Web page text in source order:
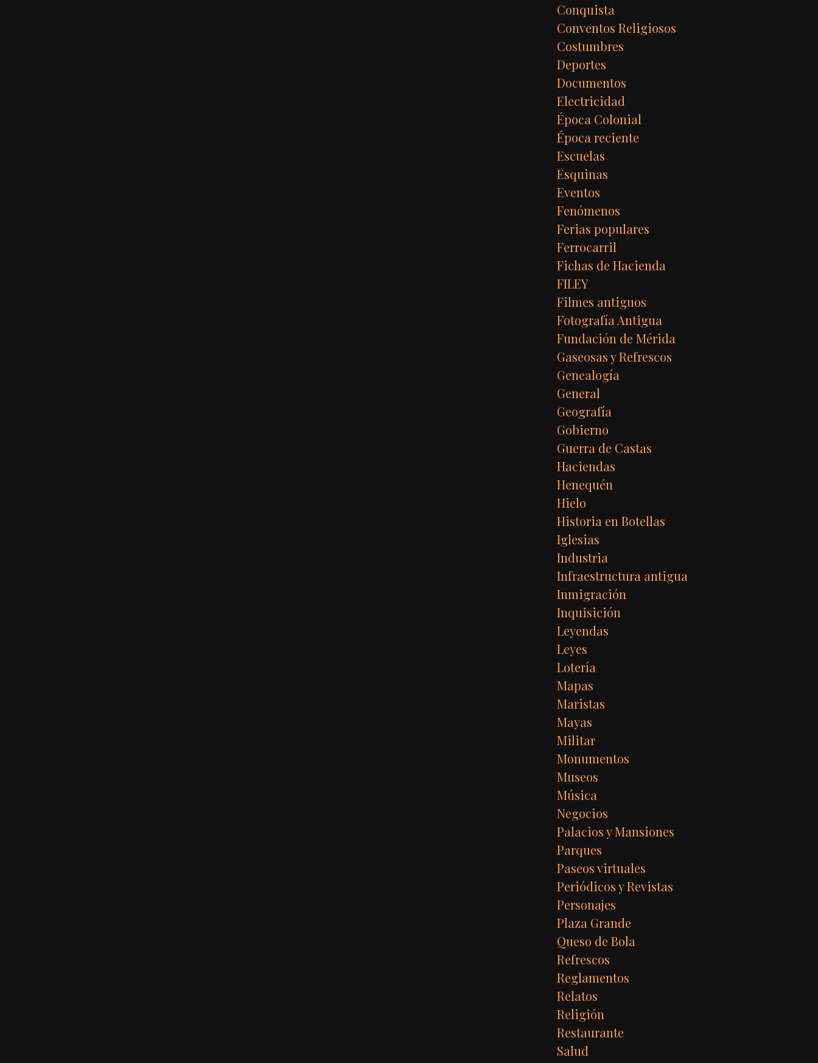
Conquista
Conventos Religiosos
Costumbres
Deportes
Documentos
Electricidad
Época Colonial
Época reciente
Escuelas
Esquinas
Eventos
Fenómenos
Ferias populares
Ferrocarril
Fichas de Hacienda
FILEY
Filmes antiguos
Fotografía Antigua
Fundación de Mérida
Gaseosas y Refrescos
Genealogía
General
Geografía
Gobierno
Guerra de Castas
Haciendas
Henequén
Hielo
Historia en Botellas
Iglesias
Industria
Infraestructura antigua
Inmigración
Inquisición
Leyendas
Leyes
Lotería
Mapas
Maristas
Mayas
Militar
Monumentos
Museos
Música
Negocios
Palacios y Mansiones
Parques
Paseos virtuales
Periódicos y Revistas
Personajes
Plaza Grande
Queso de Bola
Refrescos
Reglamentos
Relatos
Religión
Restaurante
Salud